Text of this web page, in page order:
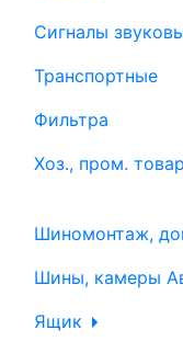
Сигналы
Транспортные
Фильтра
Хоз., пром.
Шиномонтаж,
Шины, камеры
Ящик